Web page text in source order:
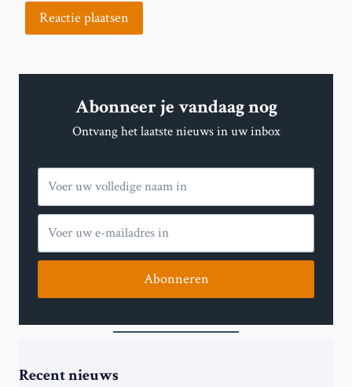
Abonneer je vandaag nog
Ontvang het laatste nieuws in uw inbox
Abonneren
Recent nieuws